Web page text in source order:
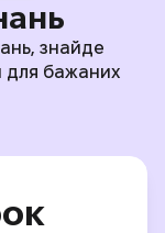
знайде
для бажаних